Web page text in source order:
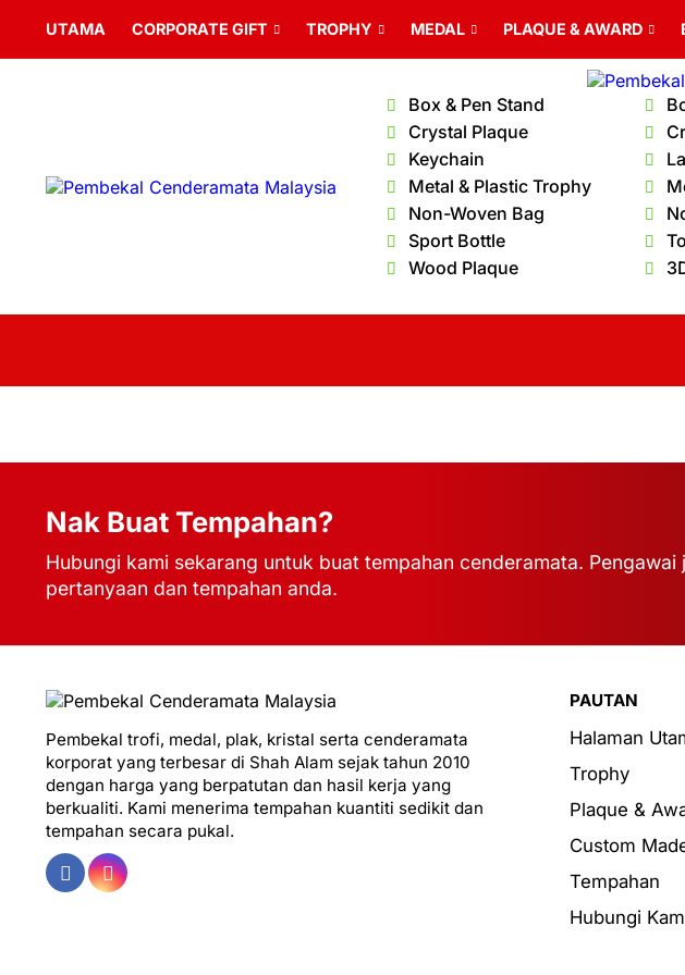
UTAMA CORPORATE GIFT TROPHY MEDAL PLAQUE & AWARD
Box & Pen Stand
Crystal Plaque
Keychain
Metal & Plastic Trophy
Non-Woven Bag
Sport Bottle
Wood Plaque
Nak Buat Tempahan?
Hubungi kami sekarang untuk buat tempahan cenderamata. Pengawai
pertanyaan dan tempahan anda.
Pembekal trofi, medal, plak, kristal serta cenderamata
korporat yang terbesar di Shah Alam sejak tahun 2010
dengan harga yang berpatutan dan hasil kerja yang
berkualiti. Kami menerima tempahan kuantiti sedikit dan
tempahan secara pukal.
PAUTAN
Halaman
Trophy
Plaque &
Custom
Tempahan
Hubungi